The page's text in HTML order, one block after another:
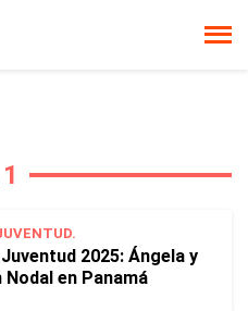
2025: Ángela y
en Panamá